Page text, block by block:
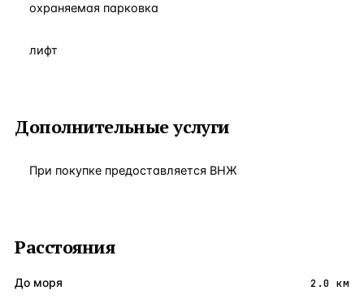
охраняемая парковка
лифт
Дополнительные услуги
При покупке предоставляется ВНЖ
Расстояния
До моря 2.0 км